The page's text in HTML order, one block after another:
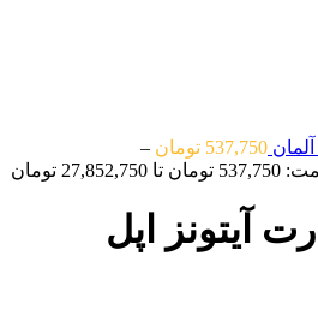
537,750 تومان –
تومان
آیتونز اپل